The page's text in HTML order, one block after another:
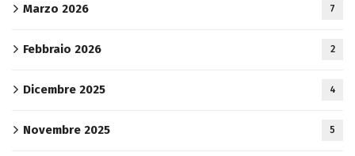
Marzo 2026 7
Febbraio 2026 2
Dicembre 2025 4
Novembre 2025 5